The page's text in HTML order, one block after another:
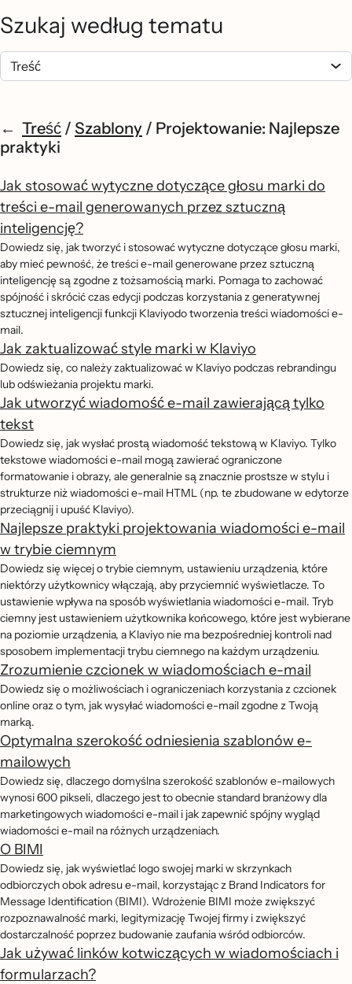
Szukaj według tematu
Treść / Szablony / Projektowanie: Najlepsze
praktyki
Jak stosować wytyczne dotyczące głosu marki do
treści e-mail generowanych przez sztuczną
inteligencję?
Dowiedz się, jak tworzyć i stosować wytyczne dotyczące głosu marki,
aby mieć pewność, że treści e-mail generowane przez sztuczną
inteligencję są zgodne z tożsamością marki. Pomaga to zachować
spójność i skrócić czas edycji podczas korzystania z generatywnej
sztucznej inteligencji funkcji Klaviyodo tworzenia treści wiadomości e-
mail.
Jak zaktualizować style marki w Klaviyo
Dowiedz się, co należy zaktualizować w Klaviyo podczas rebrandingu
lub odświeżania projektu marki.
Jak utworzyć wiadomość e-mail zawierającą tylko
tekst
Dowiedz się, jak wysłać prostą wiadomość tekstową w Klaviyo. Tylko
tekstowe wiadomości e-mail mogą zawierać ograniczone
formatowanie i obrazy, ale generalnie są znacznie prostsze w stylu i
strukturze niż wiadomości e-mail HTML (np. te zbudowane w edytorze
przeciągnij i upuść Klaviyo).
Najlepsze praktyki projektowania wiadomości e-mail
w trybie ciemnym
Dowiedz się więcej o trybie ciemnym, ustawieniu urządzenia, które
niektórzy użytkownicy włączają, aby przyciemnić wyświetlacze. To
ustawienie wpływa na sposób wyświetlania wiadomości e-mail. Tryb
ciemny jest ustawieniem użytkownika końcowego, które jest wybierane
na poziomie urządzenia, a Klaviyo nie ma bezpośredniej kontroli nad
sposobem implementacji trybu ciemnego na każdym urządzeniu.
Zrozumienie czcionek w wiadomościach e-mail
Dowiedz się o możliwościach i ograniczeniach korzystania z czcionek
online oraz o tym, jak wysyłać wiadomości e-mail zgodne z Twoją
marką.
Optymalna szerokość odniesienia szablonów e-
mailowych
Dowiedz się, dlaczego domyślna szerokość szablonów e-mailowych
wynosi 600 pikseli, dlaczego jest to obecnie standard branżowy dla
marketingowych wiadomości e-mail i jak zapewnić spójny wygląd
wiadomości e-mail na różnych urządzeniach.
O BIMI
Dowiedz się, jak wyświetlać logo swojej marki w skrzynkach
odbiorczych obok adresu e-mail, korzystając z Brand Indicators for
Message Identification (BIMI). Wdrożenie BIMI może zwiększyć
rozpoznawalność marki, legitymizację Twojej firmy i zwiększyć
dostarczalność poprzez budowanie zaufania wśród odbiorców.
Jak używać linków kotwiczących w wiadomościach i
formularzach?